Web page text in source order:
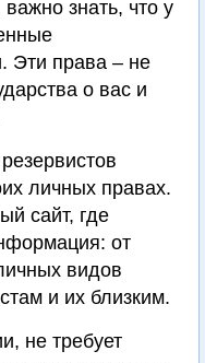
знать, что у
Эти права – не
о вас и
личных правах.
сайт, где
от
видов
и их близким.
не требует